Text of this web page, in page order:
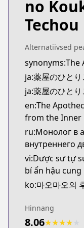
https://
https://
https://
no
Techou
Alternatiivsed
ja:薬屋のひと
ja:薬屋のひと
en:The
from the Inner
ru:Монолог в
внутреннего
vi:Dược sư tự
bí ẩn hậu cung
ko:마오마오의
Hinnang
8.06★★★★